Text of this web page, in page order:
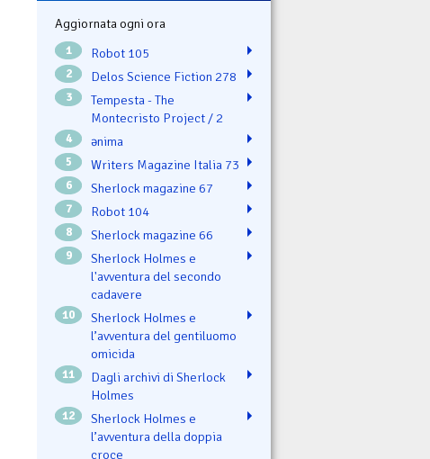
Aggiornata ogni ora
1 Robot 105
2 Delos Science Fiction 278
3
Tempesta - The
Montecristo Project / 2
4 ənima
5 Writers Magazine Italia 73
6 Sherlock magazine 67
7 Robot 104
8 Sherlock magazine 66
9
Sherlock Holmes e
l'avventura del secondo
cadavere
10
Sherlock Holmes e
l’avventura del gentiluomo
omicida
11
Dagli archivi di Sherlock
Holmes
12
Sherlock Holmes e
l’avventura della doppia
croce